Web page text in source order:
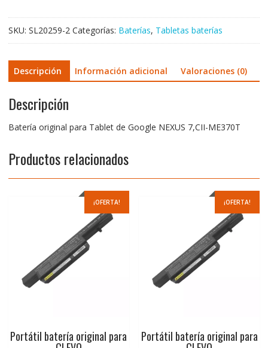
cantidad
SKU: SL20259-2 Categorías: Baterías, Tabletas baterías
Descripción Información adicional Valoraciones (0)
Descripción
Batería original para Tablet de Google NEXUS 7,CII-ME370T
Productos relacionados
¡OFERTA!
Portátil batería original para
¡OFERTA!
Portátil batería original para